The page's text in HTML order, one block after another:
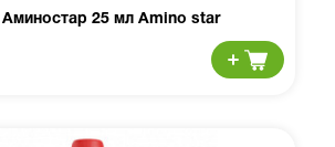
Аминостар 25 мл Amino star